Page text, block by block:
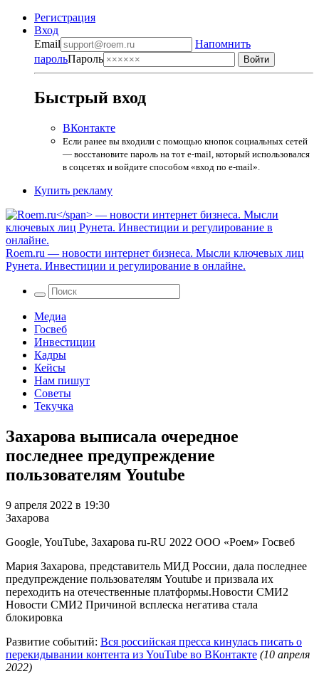
Регистрация
Вход
Email
Напомнить
парольПароль
Быстрый вход
ВКонтакте
Если ранее вы входили с помощью кнопок социальных сетей
— восстановите пароль на тот e-mail, который использовался
в соцсетях и войдите способом «вход по e-mail».
Купить рекламу
Roem.ru — новости интернет бизнеса. Мысли ключевых лиц
Рунета. Инвестиции и регулирование в онлайне.
Медиа
Госвеб
Инвестиции
Кадры
Кейсы
Нам пишут
Советы
Текучка
Захарова выписала очередное
последнее предупреждение
пользователям Youtube
9 апреля 2022 в 19:30
Захарова
Google, YouTube, Захарова ru-RU 2022 ООО «Роем» Госвеб
Мария Захарова, представитель МИД России, дала последнее
предупреждение пользователям Youtube и призвала их
переходить на отечественные платформы.Новости СМИ2
Новости СМИ2 Причиной всплеска негатива стала
блокировка
Развитие событий: Вся российская пресса кинулась писать о
перекидывании контента из YouTube во ВКонтакте (10 апреля
2022)